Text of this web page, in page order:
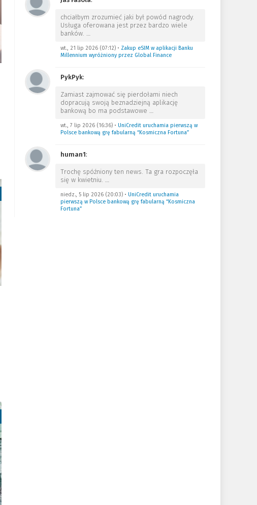
chciałbym zrozumieć jaki był powód nagrody.
Usługa oferowana jest przez bardzo wiele
banków. …
wt., 21 lip 2026 (07:12)• Zakup eSIM w aplikacji Banku
Millennium wyróżniony przez Global Finance
PykPyk:
Zamiast zajmować się pierdołami niech
dopracują swoją beznadziejną aplikację
bankową bo ma podstawowe …
wt., 7 lip 2026 (16:36)• UniCredit uruchamia pierwszą w
Polsce bankową grę fabularną “Kosmiczna Fortuna”
human1:
Trochę spóźniony ten news. Ta gra rozpoczęła
się w kwietniu. …
niedz., 5 lip 2026 (20:03)• UniCredit uruchamia
pierwszą w Polsce bankową grę fabularną “Kosmiczna
Fortuna”